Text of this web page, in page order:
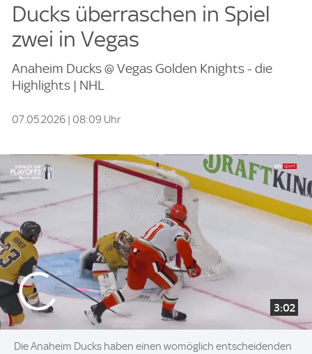
Ducks überraschen in Spiel
zwei in Vegas
Anaheim Ducks @ Vegas Golden Knights - die
Highlights | NHL
07.05.2026 | 08:09 Uhr
3:02
Die Anaheim Ducks haben einen womöglich entscheidenden